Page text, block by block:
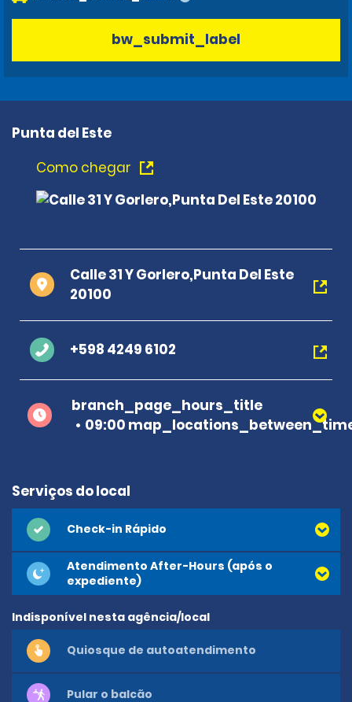
bw_submit_label
Punta del Este
Como chegar
Calle 31 Y Gorlero,Punta Del Este
20100
+598 4249 6102
branch_page_hours_title
09:00
Serviços do local
Check-in Rápido
Atendimento After-Hours (após o
expediente)
Indisponível nesta agência/local
Quiosque de autoatendimento
Pular o balcão